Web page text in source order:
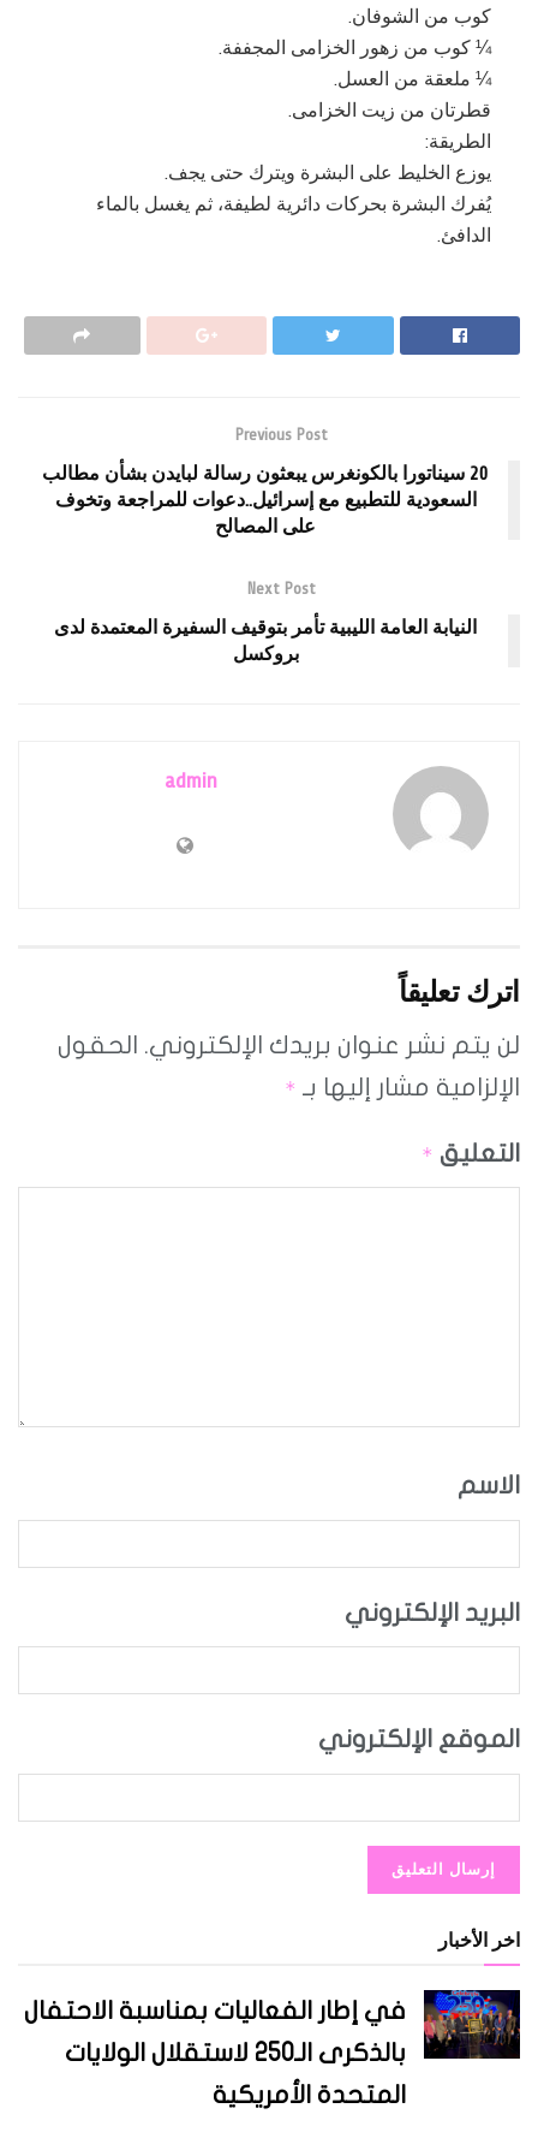
كوب من الشوفان.
¼ كوب من زهور الخزامى المجففة.
¼ ملعقة من العسل.
قطرتان من زيت الخزامى.
الطريقة:
يوزع الخليط على البشرة ويترك حتى يجف.
يُفرك البشرة بحركات دائرية لطيفة، ثم يغسل بالماء
الدافئ.
Previous Post
20 سيناتورا بالكونغرس يبعثون رسالة لبايدن بشأن مطالب
السعودية للتطبيع مع إسرائيل..دعوات للمراجعة وتخوف
على المصالح
Next Post
النيابة العامة الليبية تأمر بتوقيف السفيرة المعتمدة لدى
بروكسل
admin
اترك تعليقاً
لن يتم نشر عنوان بريدك الإلكتروني. الحقول
الإلزامية مشار إليها بـ *
التعليق *
الاسم
البريد الإلكتروني
الموقع الإلكتروني
اخر الأخبار
في إطار الفعاليات بمناسبة الاحتفال
بالذكرى الـ250 لاستقلال الولايات
المتحدة الأمريكية